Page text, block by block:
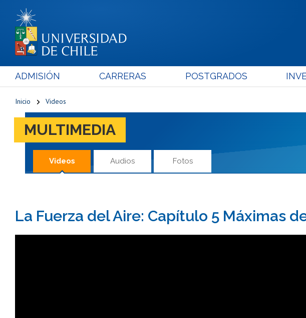
ADMISIÓN CARRERAS POSTGRADOS
Inicio Videos
MULTIMEDIA
Videos Audios Fotos
La Fuerza del Aire: Capítulo 5 Máximas